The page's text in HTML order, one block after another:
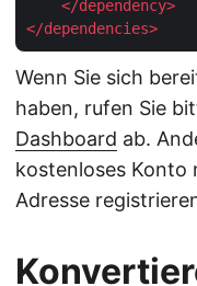
</dependency>
</dependencies>
Wenn Sie sich
haben, rufen Sie
Dashboard ab.
kostenloses Konto
Adresse